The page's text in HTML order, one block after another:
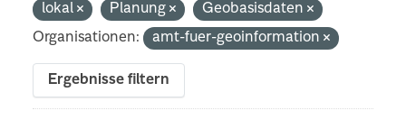
lokal
Planung
Geobasisdaten
Organisationen:
amt-fuer-geoinformation
Ergebnisse filtern